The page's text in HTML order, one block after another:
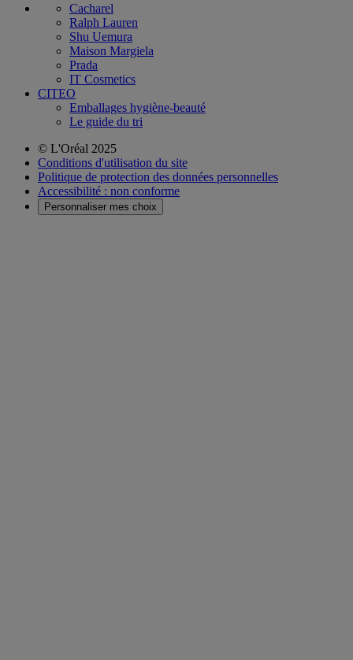
Cacharel
Ralph Lauren
Shu Uemura
Maison Margiela
Prada
IT Cosmetics
CITEO
Emballages hygiène-beauté
Le guide du tri
© L'Oréal 2025
Conditions d'utilisation du site
Politique de protection des données personnelles
Accessibilité : non conforme
Personnaliser mes choix